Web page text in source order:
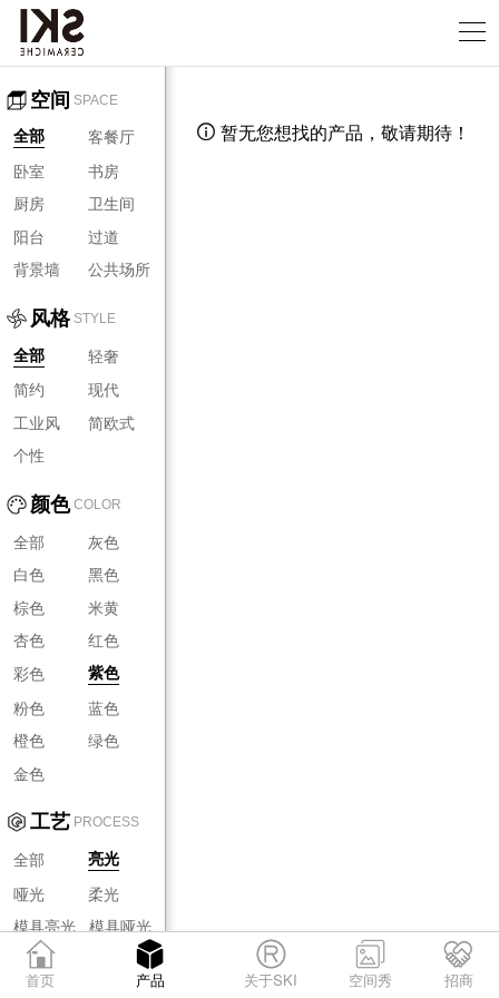
空间 SPACE
全部
客餐厅
卧室
书房
厨房
卫生间
阳台
过道
背景墙
公共场所
风格 STYLE
全部
轻奢
简约
现代
工业风
简欧式
个性
颜色 COLOR
全部
灰色
白色
黑色
棕色
米黄
杏色
红色
彩色
紫色
粉色
蓝色
橙色
绿色
金色
工艺 PROCESS
全部 亮光
哑光
柔光
模具亮光 模具哑光
模具柔光
 暂无您想找的产品，敬请期待！
首页 产品 关于SKI 空间秀 招商